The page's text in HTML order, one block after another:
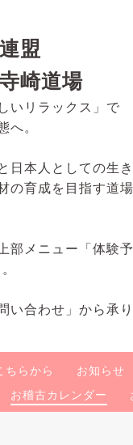
盟
崎道場
いリラックス」で
へ。
日本人としての生き
の育成を目指す道場
部メニュー「体験
い合わせ」から承り
ちらから お知らせ
お稽古カレンダー